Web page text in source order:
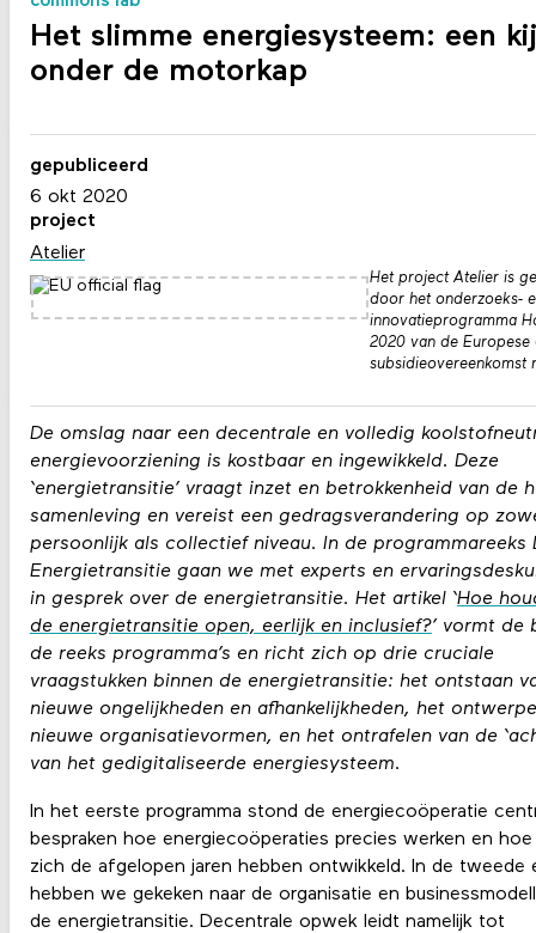
Het slimme energiesysteem: een
onder de motorkap
De omslag naar een decentrale en volledig
energievoorziening is kostbaar en ingewikkeld. Deze
‘energietransitie’ vraagt inzet en betrokkenheid van de
samenleving en vereist een gedragsverandering op
persoonlijk als collectief niveau. In de programmareeks
Energietransitie gaan we met experts en
in gesprek over de energietransitie. Het artikel ‘Hoe
de energietransitie open, eerlijk en inclusief?’ vormt de
de reeks programma’s en richt zich op drie cruciale
vraagstukken binnen de energietransitie: het ontstaan
nieuwe ongelijkheden en afhankelijkheden, het
nieuwe organisatievormen, en het ontrafelen van de
van het gedigitaliseerde energiesysteem.
In het eerste programma stond de energiecoöperatie
bespraken hoe energiecoöperaties precies werken en
zich de afgelopen jaren hebben ontwikkeld. In de tweede
hebben we gekeken naar de organisatie en
de energietransitie. Decentrale opwek leidt namelijk tot
gepubliceerd
6 okt 2020
project
Atelier
Het project Atelier is
door het onderzoeks-
innovatieprogramma
2020 van de Europese
subsidieovereenkomst